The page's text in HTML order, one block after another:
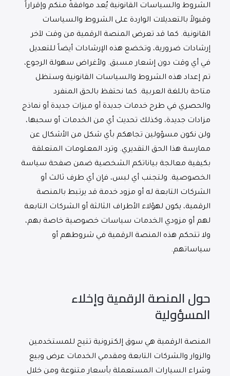
الشروط والسياسات القانونية يُعد موافقةً منكم وإقراراً
وقبولاً بالتعديلات الواردة على الشروط والسياسات
القانونية. كما قد تعرض المنصة الرقمية من وقت لآخر
إرشادات ضرورية، وتخضع هذه الإرشادات أيضاً للتعديل
في أي وقت دون إشعار مسبق. ولأغراض سهولة الرجوع،
تم إعداد هذه الشروط والسياسات القانونية وستظل
متاحة باللغة العربية. كما نحتفظ بالحق المنفرد
والحصري في طرح خدمات جديدة أو ميزات جديدة أو نماذج
مزادات جديدة، وكذلك تحديث أي من الخدمات أو سحبها،
ولن نكون مسؤولين تجاهكم بأي شكل من الأشكال عن
ممارسة هذا الحق التقديري. وترد المعلومات المتعلقة
بكيفية معالجة بياناتكم الشخصية ضمن صفحة سياسة
الخصوصية. ولتجنب أي لبس، فإن أي طرف ثالث أو
الشركات التابعة له أو مزود خدمة قد يرتبط بالمنصة
الرقمية، يكون لهؤلاء الأطراف الثالثة أو الشركات التابعة
لهم أو مزودي الخدمات سياسات خصوصية خاصة بهم،
ولا تتحكم هذه المنصة الرقمية في شروطهم أو
سياساتهم.
حول المنصة الرقمية وإخلاء
المسؤولية
المنصة الرقمية هي سوق إلكترونية تتيح للمستخدمين
والزوار والشركات التابعة ومقدمي الخدمات عرض وبيع
وشراء السيارات المستعملة بأسعار متنوعة ومن خلال